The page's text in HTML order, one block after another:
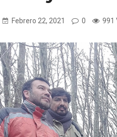
Febrero 22, 2021 0 991